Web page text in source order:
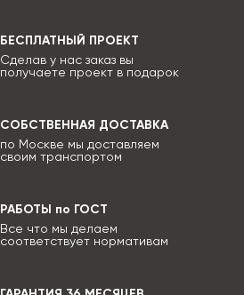
БЕСПЛАТНЫЙ ПРОЕКТ
Сделав у нас заказ вы
получаете проект в подарок
СОБСТВЕННАЯ ДОСТАВКА
по Москве мы доставляем
своим транспортом
РАБОТЫ по ГОСТ
Все что мы делаем
соответствует нормативам